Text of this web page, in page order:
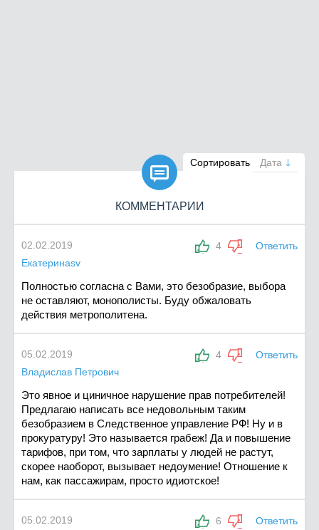
Сортировать Дата

КОММЕНТАРИИ
4 Ответить
02.02.2019
Екатеринаsv
Полностью согласна с Вами, это безобразие, выбора
не оставляют, монополисты. Буду обжаловать
действия метрополитена.
4 Ответить
05.02.2019
Владислав Петрович
Это явное и циничное нарушение прав потребителей!
Предлагаю написать все недовольным таким
безобразием в Следственное управление РФ! Ну и в
прокуратуру! Это называется грабеж! Да и повышение
тарифов, при том, что зарплаты у людей не растут,
скорее наоборот, вызывает недоумение! Отношение к
нам, как пассажирам, просто идиотское!
6 Ответить
05.02.2019